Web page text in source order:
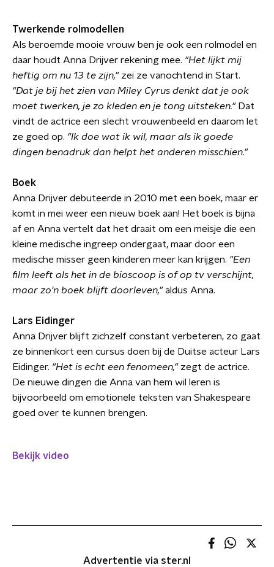
Twerkende rolmodellen
Als beroemde mooie vrouw ben je ook een rolmodel en
daar houdt Anna Drijver rekening mee. "Het lijkt mij
heftig om nu 13 te zijn,"zei ze vanochtend in Start.
"Dat je bij het zien van Miley Cyrus denkt dat je ook
moet twerken, je zo kleden en je tong uitsteken."Dat
vindt de actrice een slecht vrouwenbeeld en daarom let
ze goed op. "Ik doe wat ik wil, maar als ik goede
dingen benadruk dan helpt het anderen misschien."
Boek
Anna Drijver debuteerde in 2010 met een boek, maar er
komt in mei weer een nieuw boek aan! Het boek is bijna
af en Anna vertelt dat het draait om een meisje die een
kleine medische ingreep ondergaat, maar door een
medische misser geen kinderen meer kan krijgen. "Een
film leeft als het in de bioscoop is of op tv verschijnt,
maar zo'n boek blijft doorleven,"aldus Anna.
Lars Eidinger
Anna Drijver blijft zichzelf constant verbeteren, zo gaat
ze binnenkort een cursus doen bij de Duitse acteur Lars
Eidinger. "Het is echt een fenomeen,"zegt de actrice.
De nieuwe dingen die Anna van hem wil leren is
bijvoorbeeld om emotionele teksten van Shakespeare
goed over te kunnen brengen.
Bekijk video
Advertentie via ster.nl